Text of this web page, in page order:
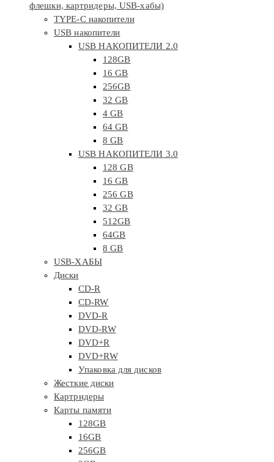
флешки, картридеры, USB-хабы)
TYPE-C накопители
USB накопители
USB НАКОПИТЕЛИ 2.0
128GB
16 GB
256GB
32 GB
4 GB
64 GB
8 GB
USB НАКОПИТЕЛИ 3.0
128 GB
16 GB
256 GB
32 GB
512GB
64GB
8 GB
USB-ХАБЫ
Диски
CD-R
CD-RW
DVD-R
DVD-RW
DVD+R
DVD+RW
Упаковка для дисков
Жесткие диски
Картридеры
Карты памяти
128GB
16GB
256GB